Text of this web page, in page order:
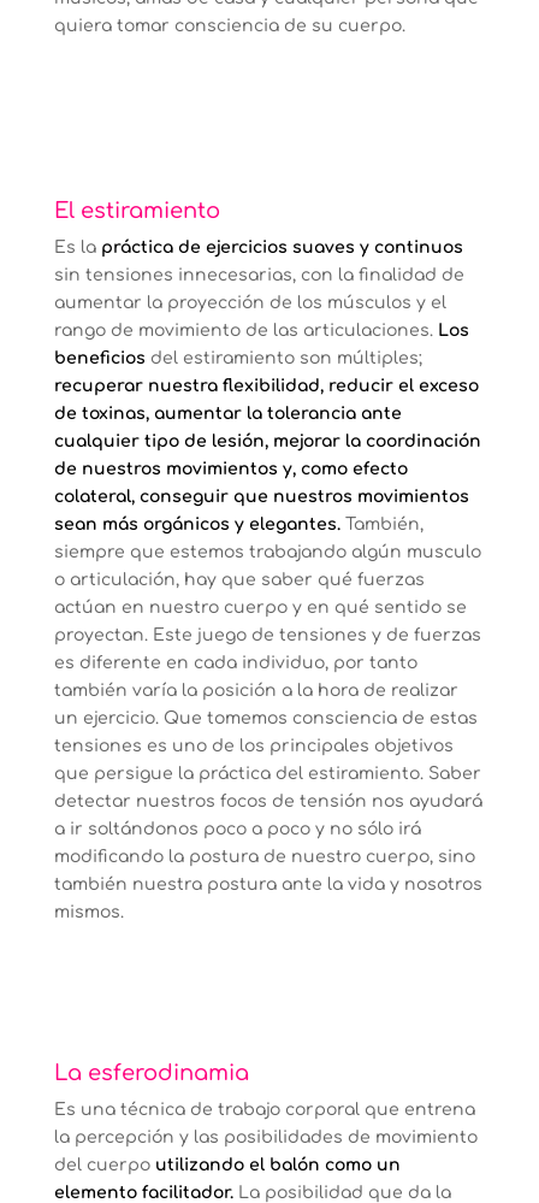
quiera tomar consciencia de su cuerpo.
El estiramiento
Es la práctica de ejercicios suaves y continuos
sin tensiones innecesarias, con la finalidad de
aumentar la proyección de los músculos y el
rango de movimiento de las articulaciones. Los
beneficios del estiramiento son múltiples;
recuperar nuestra flexibilidad, reducir el exceso
de toxinas, aumentar la tolerancia ante
cualquier tipo de lesión, mejorar la coordinación
de nuestros movimientos y, como efecto
colateral, conseguir que nuestros movimientos
sean más orgánicos y elegantes. También,
siempre que estemos trabajando algún musculo
o articulación, hay que saber qué fuerzas
actúan en nuestro cuerpo y en qué sentido se
proyectan. Este juego de tensiones y de fuerzas
es diferente en cada individuo, por tanto
también varía la posición a la hora de realizar
un ejercicio. Que tomemos consciencia de estas
tensiones es uno de los principales objetivos
que persigue la práctica del estiramiento. Saber
detectar nuestros focos de tensión nos ayudará
a ir soltándonos poco a poco y no sólo irá
modificando la postura de nuestro cuerpo, sino
también nuestra postura ante la vida y nosotros
mismos.
La esferodinamia
Es una técnica de trabajo corporal que entrena
la percepción y las posibilidades de movimiento
del cuerpo utilizando el balón como un
elemento facilitador. La posibilidad que da la